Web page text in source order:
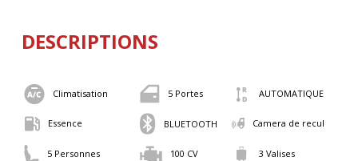
DESCRIPTIONS
Climatisation 5 Portes AUTOMATIQUE
Essence BLUETOOTH Camera de recul
5 Personnes 100 CV 3 Valises